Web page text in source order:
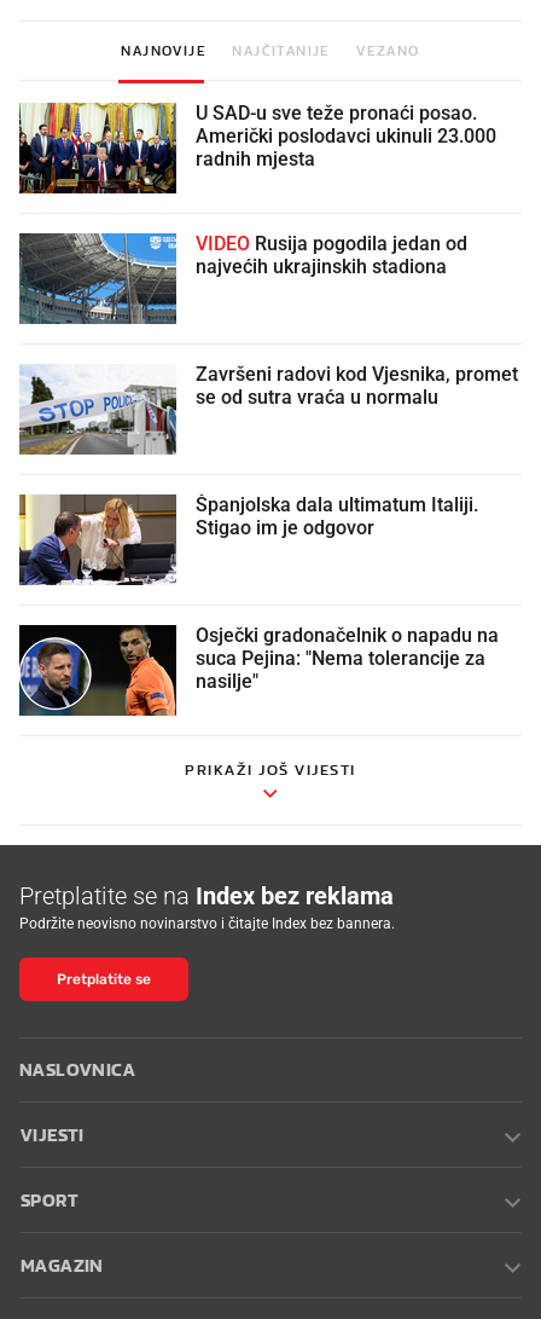
NAJNOVIJE NAJČITANIJE VEZANO
U SAD-u sve teže pronaći posao.
Američki poslodavci ukinuli 23.000
radnih mjesta
VIDEO
najvećih ukrajinskih stadiona
Završeni radovi kod Vjesnika, promet
se od sutra vraća u normalu
Španjolska dala ultimatum Italiji.
Stigao im je odgovor
Osječki gradonačelnik o napadu na
suca Pejina: "Nema tolerancije za
nasilje"
PRIKAŽI JOŠ VIJESTI
Pretplatite se na Index bez reklama
Podržite neovisno novinarstvo i čitajte Index bez bannera.
Pretplatite se
NASLOVNICA
VIJESTI
SPORT
MAGAZIN